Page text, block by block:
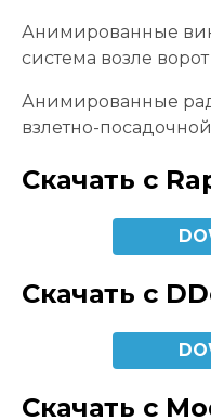
Анимированные
система возле ворот
Анимированные
взлетно-
Скачать с
Скачать с
Скачать с